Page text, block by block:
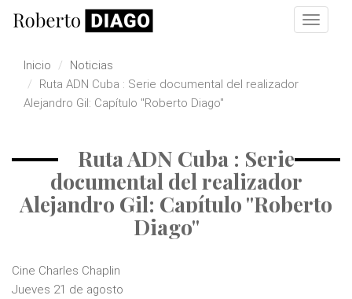
Pasar al contenido principal
Toggle
Inicio
Noticias
Ruta ADN Cuba : Serie documental del realizador
Alejandro Gil: Capítulo "Roberto Diago"
Ruta ADN Cuba : Serie
documental del realizador
Alejandro Gil: Capítulo "Roberto
Diago"
Cine Charles Chaplin
Jueves 21 de agosto